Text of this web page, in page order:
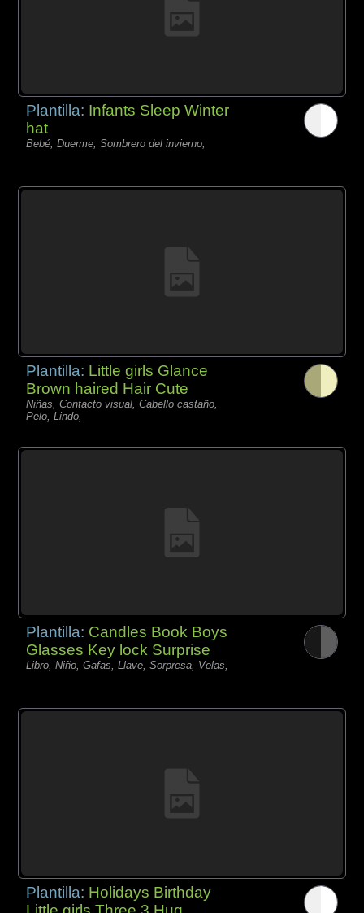
Plantilla: Infants Sleep Winter
hat
Bebé, Duerme, Sombrero del invierno,
Plantilla: Little girls Glance
Brown haired Hair Cute
Niñas, Contacto visual, Cabello castaño,
Pelo, Lindo,
Plantilla: Candles Book Boys
Glasses Key lock Surprise
Libro, Niño, Gafas, Llave, Sorpresa, Velas,
Plantilla: Holidays Birthday